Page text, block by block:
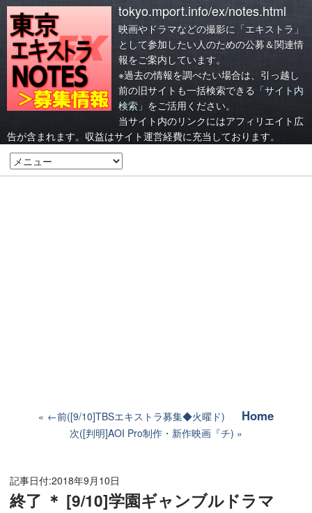
tokyo.mport.info/ex/notes.html
映画やドラマなどの撮影に「エキストラ」
として参加したい人のための公募＆関連情
報をご案内しています。
※過去の情報を調べたい場合は、引っ越し
前の旧サイトも一括検索できる 「サイト内
検索」 をご活用ください。
当サイト内のリンクにはアフィリエイト広
告が含まれます。収益はサイト運営経費に充当しております。
←前([9/10]TBSエキストラ募集◆火曜ド) Home
次([判明]AOI Pro制作・新作映画『チ)
記事日付:2018年9月10日
終了 ＊ [9/10]学園ギャンブルドラマ